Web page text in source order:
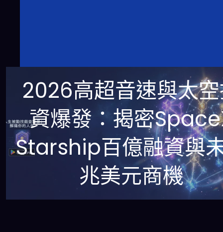
2026高超音速與太
資爆發：揭密
Starship百億融資與
兆美元商機